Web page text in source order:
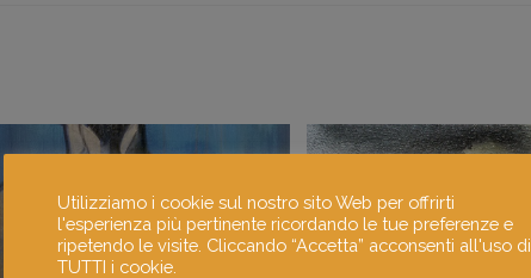
Utilizziamo i cookie sul nostro sito Web per offrirti
l'esperienza più pertinente ricordando le tue preferenze e
ripetendo le visite. Cliccando “Accetta” acconsenti all'uso di
TUTTI i cookie.